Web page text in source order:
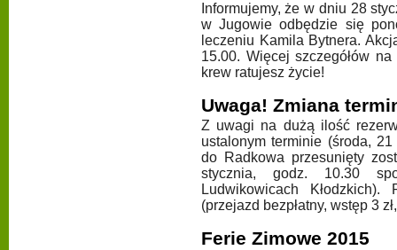
Informujemy, że w dniu 28
w Jugowie odbędzie się
leczeniu Kamila Bytnera.
15.00. Więcej szczegółów
krew ratujesz życie!
Uwaga! Zmiana
Z uwagi na dużą ilość
ustalonym terminie (środa,
do Radkowa przesunięty
stycznia, godz. 10.30
Ludwikowicach
(przejazd bezpłatny, wstęp 3
Ferie Zimowe 2015